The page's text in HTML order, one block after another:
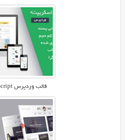
قالب وردپرس ۲۰script